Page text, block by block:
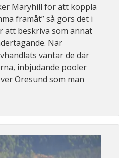
Maryhill för att koppla
framåt” så görs det i
att beskriva som annat
När
väntar de där
inbjudande pooler
Öresund som man